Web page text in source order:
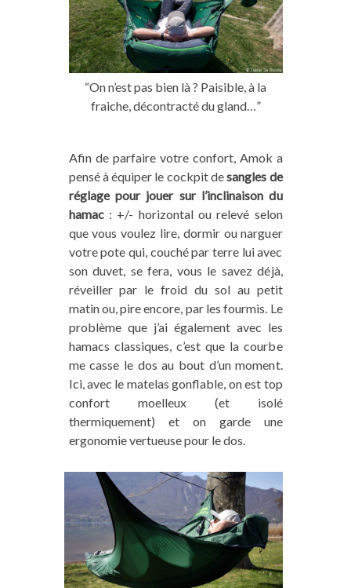
“On n’est pas bien là ? Paisible, à la
fraiche, décontracté du gland…”
Afin de parfaire votre confort, Amok a
pensé à équiper le cockpit desangles de
réglage pour jouer sur l’inclinaison du
hamac: +/- horizontal ou relevé selon
que vous voulez lire, dormir ou narguer
votre pote qui, couché par terre lui avec
son duvet, se fera, vous le savez déjà,
réveiller par le froid du sol au petit
matin ou, pire encore, par les fourmis. Le
problème que j’ai également avec les
hamacs classiques, c’est que la courbe
me casse le dos au bout d’un moment.
Ici, avec le matelas gonflable, on est top
confort moelleux (et isolé
thermiquement) et on garde une
ergonomie vertueuse pour le dos.
Vous aimez notre blog ? Vous
pouvez nous aider !
Sur Trace Ta Route, nous partageons du
contenu intégralement gratuit et indépendant
(aucun article rémunéré !) mais tout cela a un
coût pour nous (frais de fonctionnement,